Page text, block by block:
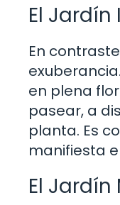
El
En
en plena
pasear, a
planta. Es
manifiesta
El